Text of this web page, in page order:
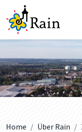
Home Über Rain